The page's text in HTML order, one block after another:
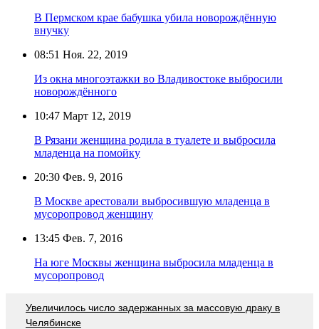
В Пермском крае бабушка убила новорождённую
внучку
08:51 Ноя. 22, 2019
Из окна многоэтажки во Владивостоке выбросили
новорождённого
10:47 Март 12, 2019
В Рязани женщина родила в туалете и выбросила
младенца на помойку
20:30 Фев. 9, 2016
В Москве арестовали выбросившую младенца в
мусоропровод женщину
13:45 Фев. 7, 2016
На юге Москвы женщина выбросила младенца в
мусоропровод
Увеличилось число задержанных за массовую драку в
Челябинске